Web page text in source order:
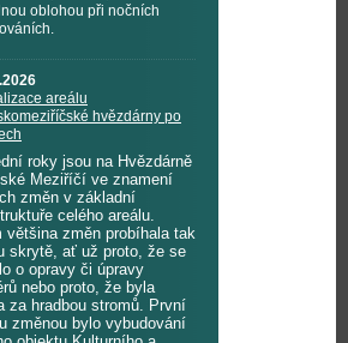
oblohou při nočních
areálu
hvězdárny po
roky jsou na Hvězdárně
Meziříčí ve znamení
změn v základní
celého areálu.
většina změn probíhala tak
skrytě, ať už proto, že se
o opravy či úpravy
nebo proto, že byla
za hradbou stromů. První
změnou bylo vybudování